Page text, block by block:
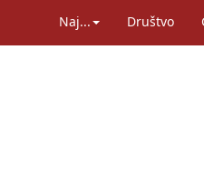
Naj... Društvo